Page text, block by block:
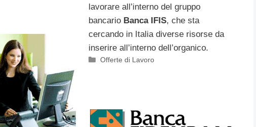
lavorare all’interno del gruppo
bancario Banca IFIS, che sta
cercando in Italia diverse risorse da
inserire all’interno dell’organico.
Categorie
Offerte di Lavoro